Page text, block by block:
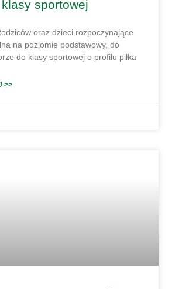
sportowej
oraz dzieci rozpoczynające
na poziomie podstawowy, do
do klasy sportowej o profilu piłka
>>